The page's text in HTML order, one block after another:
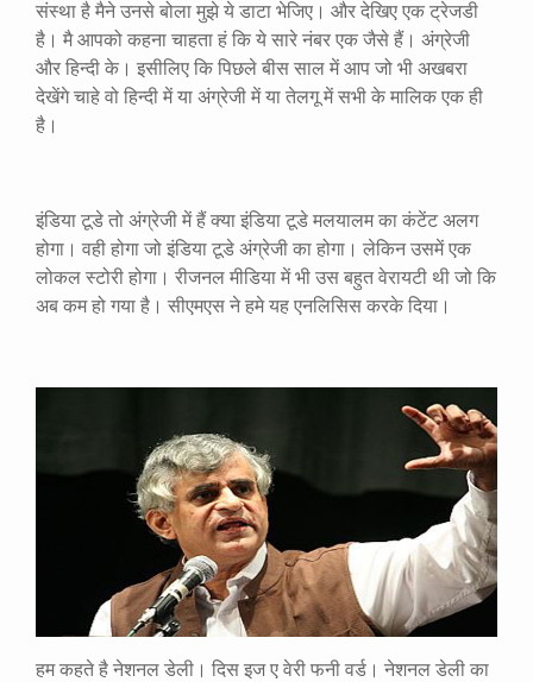
संस्था है मैने उनसे बोला मुझे ये डाटा भेजिए। और देखिए एक ट्रेजडी
है। मै आपको कहना चाहता हं कि ये सारे नंबर एक जैसे हैं। अंग्रेजी
और हिन्दी के। इसीलिए कि पिछले बीस साल में आप जो भी अखबरा
देखेंगे चाहे वो हिन्दी में या अंग्रेजी में या तेलगू में सभी के मालिक एक ही
है।
इंडिया टूडे तो अंग्रेजी में हैं क्या इंडिया टूडे मलयालम का कंटेंट अलग
होगा। वही होगा जो इंडिया टूडे अंग्रेजी का होगा। लेकिन उसमें एक
लोकल स्टोरी होगा। रीजनल मीडिया में भी उस बहुत वेरायटी थी जो कि
अब कम हो गया है। सीएमएस ने हमे यह एनलिसिस करके दिया।
हम कहते है नेशनल डेली। दिस इज ए वेरी फनी वर्ड। नेशनल डेली का